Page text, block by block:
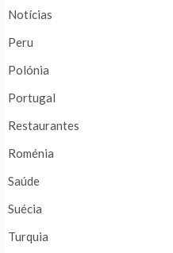
Notícias
Peru
Polónia
Portugal
Restaurantes
Roménia
Saúde
Suécia
Turquia